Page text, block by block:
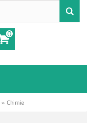
0
» Chimie